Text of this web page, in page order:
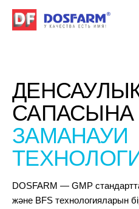
САПАСЫНА
ЗАМАНАУИ
DOSFARM — GMP
және BFS технологияларын